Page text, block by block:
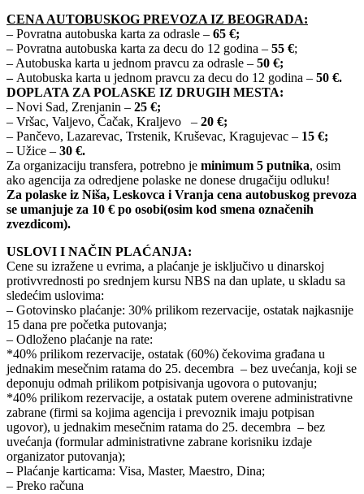
CENA AUTOBUSKOG PREVOZA IZ BEOGRADA:
– Povratna autobuska karta za odrasle – 65 €;
– Povratna autobuska karta za decu do 12 godina – 55 €;
– Autobuska karta u jednom pravcu za odrasle – 50 €;
– Autobuska karta u jednom pravcu za decu do 12 godina – 50 €.
DOPLATA ZA POLASKE IZ DRUGIH MESTA:
– Novi Sad, Zrenjanin – 25 €;
– Vršac, Valjevo, Čačak, Kraljevo – 20 €;
– Pančevo, Lazarevac, Trstenik, Kruševac, Kragujevac – 15 €;
– Užice – 30 €.
Za organizaciju transfera, potrebno je minimum 5 putnika, osim
ako agencija za odredjene polaske ne donese drugačiju odluku!
Za polaske iz Niša, Leskovca i Vranja cena autobuskog prevoza
se umanjuje za 10 € po osobi(osim kod smena označenih
zvezdicom).
USLOVI I NAČIN PLAĆANJA:
Cene su izražene u evrima, a plaćanje je isključivo u dinarskoj
protivvrednosti po srednjem kursu NBS na dan uplate, u skladu sa
sledećim uslovima:
– Gotovinsko plaćanje: 30% prilikom rezervacije, ostatak najkasnije
15 dana pre početka putovanja;
– Odloženo plaćanje na rate:
*40% prilikom rezervacije, ostatak (60%) čekovima građana u
jednakim mesečnim ratama do 25. decembra – bez uvećanja, koji se
deponuju odmah prilikom potpisivanja ugovora o putovanju;
*40% prilikom rezervacije, a ostatak putem overene administrativne
zabrane (firmi sa kojima agencija i prevoznik imaju potpisan
ugovor), u jednakim mesečnim ratama do 25. decembra – bez
uvećanja (formular administrativne zabrane korisniku izdaje
organizator putovanja);
– Plaćanje karticama: Visa, Master, Maestro, Dina;
– Preko računa